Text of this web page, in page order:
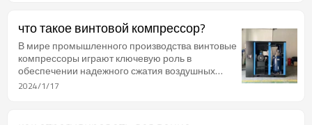
что такое винтовой компрессор?
В мире промышленного производства винтовые
компрессоры играют ключевую роль в
обеспечении надежного сжатия воздушных
масс. Рассмотрим подробности этого
2024/1/17